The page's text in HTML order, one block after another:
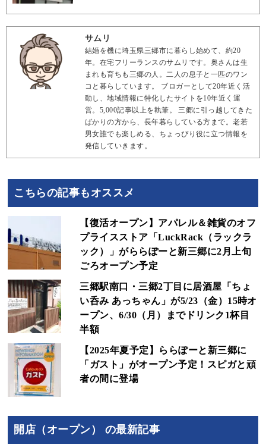
サムリ
結婚を機に埼玉県三郷市に暮らし始めて、約20
年。在宅フリーランスのサムリです。奥さんは生
まれも育ちも三郷の人。二人の息子と一匹のワン
コと暮らしています。 ブロガーとして20年近く活
動し、地域情報に特化したサイトを10年近く運
営。5,000記事以上を執筆。 三郷に引っ越してきた
ばかりの方から、長年暮らしている方まで。老若
男女誰でも楽しめる、ちょっぴり役に立つ情報を
発信していきます。
こちらの記事もオススメ
【復活オープン】アパレル＆雑貨のオフ
プライスストア「LuckRack（ラックラ
ック）」がららぽーと新三郷に2月上旬
ごろオープン予定
三郷駅南口・三郷2丁目に居酒屋「ちょ
い呑み あっちゃん」が5/23（金）15時オ
ープン、6/30（月）までドリンク1杯目
半額
【2025年夏予定】ららぽーと新三郷に
「ガスト」がオープン予定！スピガと頑
者の間に登場
開店（オープン） の最新記事